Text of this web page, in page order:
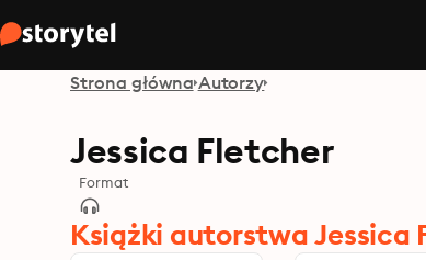
Strona główna Autorzy
Jessica Fletcher
Format
Książki autorstwa Jessica